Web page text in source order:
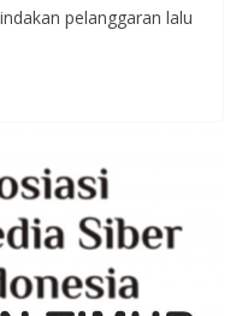
pelanggaran lalu